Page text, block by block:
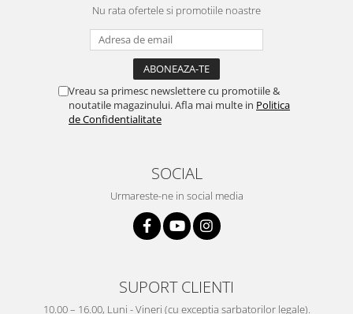
Nu rata ofertele si promotiile noastre
Vreau sa primesc newslettere cu promotiile &
noutatile magazinului. Afla mai multe in Politica
de Confidentialitate
SOCIAL
Urmareste-ne in social media
SUPORT CLIENTI
10.00 – 16.00, Luni - Vineri (cu exceptia sarbatorilor legale).